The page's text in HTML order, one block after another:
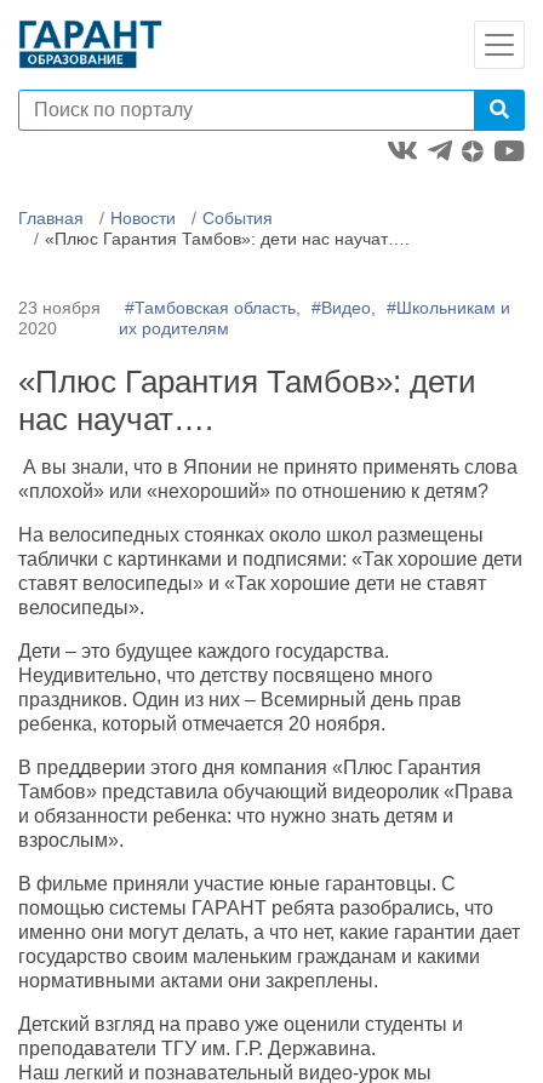
Главная Новости
События
«Плюс Гарантия Тамбов»: дети нас научат….
23 ноября
2020
#Тамбовская область, #Видео,
#Школьникам и
их родителям
«Плюс Гарантия Тамбов»: дети
нас научат….
А вы знали, что в Японии не принято применять слова
«плохой» или «нехороший» по отношению к детям?
На велосипедных стоянках около школ размещены
таблички с картинками и подписями: «Так хорошие дети
ставят велосипеды» и «Так хорошие дети не ставят
велосипеды».
Дети – это будущее каждого государства.
Неудивительно, что детству посвящено много
праздников. Один из них – Всемирный день прав
ребенка, который отмечается 20 ноября.
В преддверии этого дня компания «Плюс Гарантия
Тамбов» представила обучающий видеоролик «Права
и обязанности ребенка: что нужно знать детям и
взрослым».
В фильме приняли участие юные гарантовцы. С
помощью системы ГАРАНТ ребята разобрались, что
именно они могут делать, а что нет, какие гарантии дает
государство своим маленьким гражданам и какими
нормативными актами они закреплены.
Детский взгляд на право уже оценили студенты и
преподаватели ТГУ им. Г.Р. Державина.
Наш легкий и познавательный видео-урок мы